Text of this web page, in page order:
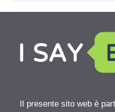
Il presente sito web è